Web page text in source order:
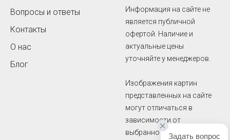
Вопросы и ответы
Контакты
О нас
Блог
Информация на сайте не
является публичной
офертой. Наличие и
актуальные цены
уточняйте у менеджеров.
Изображения картин
представленных на сайте
могут отличаться в
зависимости от
выбранного размера.Задать вопрос